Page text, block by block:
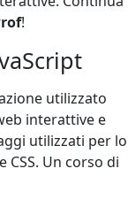
!
utilizzato
interattive e
utilizzati per lo
CSS. Un corso di